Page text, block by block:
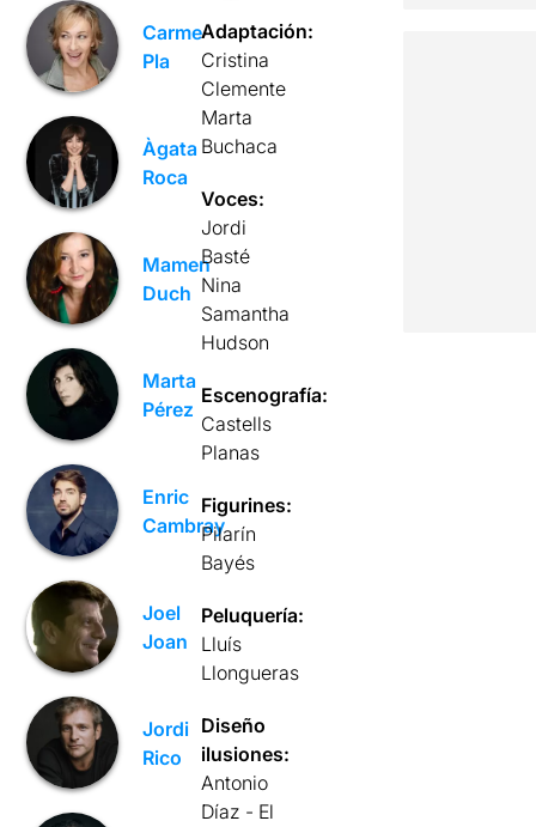
Carme
Pla
Àgata
Roca
Mamen
Duch
Marta
Pérez
Enric
Cambray
Joel
Joan
Jordi
Rico
Adaptación:
Cristina
Clemente
Marta
Buchaca
Voces:
Jordi
Basté
Nina
Samantha
Hudson
Escenografía:
Castells
Planas
Figurines:
Pilarín
Bayés
Peluquería:
Lluís
Llongueras
Diseño
ilusiones:
Antonio
Díaz - El